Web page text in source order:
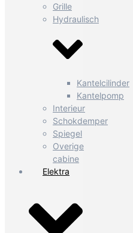
Grille
Hydraulisch
Kantelcilinder
Kantelpomp
Interieur
Schokdemper
Spiegel
Overige
cabine
Elektra